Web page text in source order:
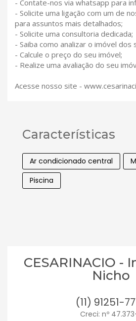
- Contate-nos via whatsapp para
- Solicite uma ligação com um de
para assuntos mais detalhados;
- Solicite uma consultoria dedicada;
- Saiba como analizar o imóvel dos
- Calcule o preço do seu imóvel;
- Realize uma avaliação do seu
Acesse nosso site -
Características
Ar condicionado central
Piscina
CESARINACIO -
Nicho
(11) 91251-
Creci: nº